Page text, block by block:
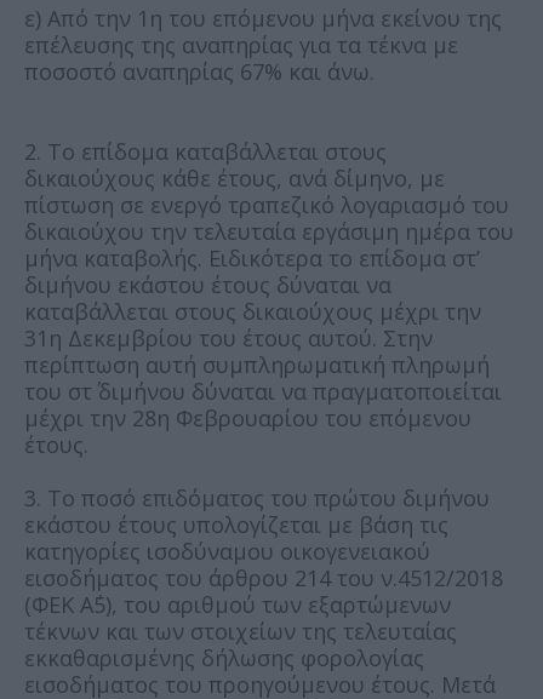
ε) Από την 1η του επόμενου μήνα εκείνου της
επέλευσης της αναπηρίας για τα τέκνα με
ποσοστό αναπηρίας 67% και άνω.
2. Το επίδομα καταβάλλεται στους
δικαιούχους κάθε έτους, ανά δίμηνο, με
πίστωση σε ενεργό τραπεζικό λογαριασμό του
δικαιούχου την τελευταία εργάσιμη ημέρα του
μήνα καταβολής. Ειδικότερα το επίδομα στ’
διμήνου εκάστου έτους δύναται να
καταβάλλεται στους δικαιούχους μέχρι την
31η Δεκεμβρίου του έτους αυτού. Στην
περίπτωση αυτή συμπληρωματική πληρωμή
του στ΄ διμήνου δύναται να πραγματοποιείται
μέχρι την 28η Φεβρουαρίου του επόμενου
έτους.
3. Το ποσό επιδόματος του πρώτου διμήνου
εκάστου έτους υπολογίζεται με βάση τις
κατηγορίες ισοδύναμου οικογενειακού
εισοδήματος του άρθρου 214 του ν.4512/2018
(ΦΕΚ Α΄5), του αριθμού των εξαρτώμενων
τέκνων και των στοιχείων της τελευταίας
εκκαθαρισμένης δήλωσης φορολογίας
εισοδήματος του προηγούμενου έτους. Μετά